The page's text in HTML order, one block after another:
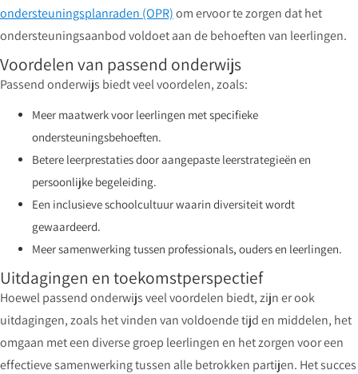
ondersteuningsplanraden (OPR)om ervoor te zorgen dat het
ondersteuningsaanbod voldoet aan de behoeften van leerlingen.
Voordelen van passend onderwijs
Passend onderwijs biedt veel voordelen, zoals:
Meer maatwerk voor leerlingen met specifieke
ondersteuningsbehoeften.
Betere leerprestaties door aangepaste leerstrategieën en
persoonlijke begeleiding.
Een inclusieve schoolcultuur waarin diversiteit wordt
gewaardeerd.
Meer samenwerking tussen professionals, ouders en leerlingen.
Uitdagingen en toekomstperspectief
Hoewel passend onderwijs veel voordelen biedt, zijn er ook
uitdagingen, zoals het vinden van voldoende tijd en middelen, het
omgaan met een diverse groep leerlingen en het zorgen voor een
effectieve samenwerking tussen alle betrokken partijen. Het succes